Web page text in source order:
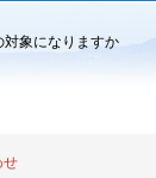
象になりますか
せ